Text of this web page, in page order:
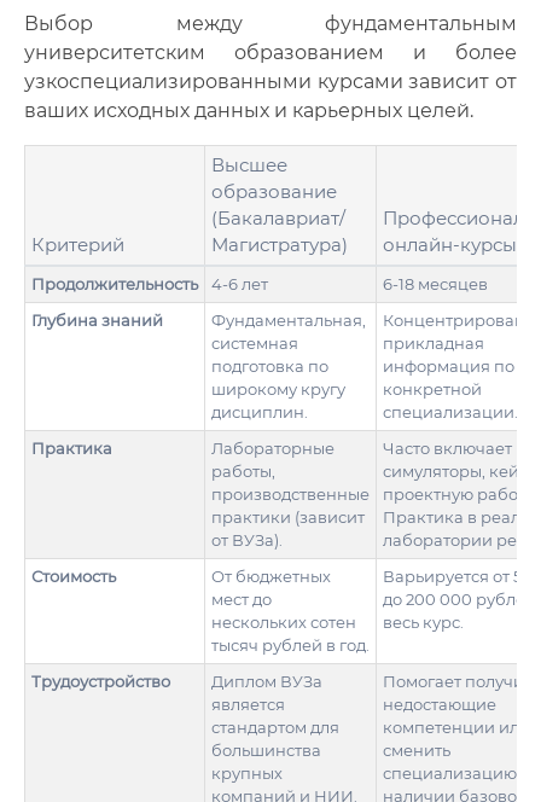
Выбор между фундаментальным
университетским образованием и более
узкоспециализированными курсами зависит от
ваших исходных данных и карьерных целей.
Критерий
Высшее
образование
(Бакалавриат/
Магистратура)
онлайн-курсы
Продолжительность 4-6 лет
6-18 месяцев
Глубина знаний
Фундаментальная,
системная
подготовка по
широкому кругу
дисциплин.
прикладная
информация по
конкретной
специализации.
Практика
Лабораторные
работы,
производственные
практики (зависит
от ВУЗа).
Часто включает
симуляторы,
проектную работу.
Практика в
лаборатории
Стоимость
От бюджетных
мест до
нескольких сотен
тысяч рублей в год.
Варьируется от 50
до 200 000 рублей
весь курс.
Трудоустройство
Диплом ВУЗа
является
стандартом для
большинства
крупных
компаний и НИИ.
Помогает получить
недостающие
компетенции или
сменить
специализацию
наличии базового